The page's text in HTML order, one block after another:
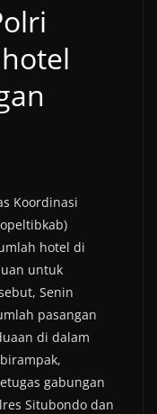
Koordinasi
hotel di
untuk
Senin
pasangan
di dalam
gabungan
Situbondo dan